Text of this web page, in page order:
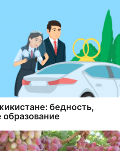
бедность,
образование